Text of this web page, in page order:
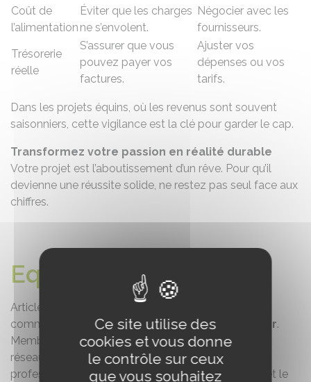
Coût de
l’alimentation
Éviter que les charges
ne s’envolent.
Négocier avec les
fournisseurs.
Trésorerie
réelle
S’assurer que vous
pouvez payer vos
factures.
Ajuster vos
dépenses ou vos
tarifs.
Dans les projets équins, où les revenus sont souvent
saisonniers, cette vigilance est la clé pour garder le cap.
Transformez votre passion en réalité durable
Votre projet est l’aboutissement d’un rêve. Pour qu’il
devienne une réussite solide, ne restez pas seul face aux
chiffres.
Equicer
Article rédigé par
communication & du développement chez
Equicer.
Membre du réseau Cerfrance et partenaire du
réseau
Équi-Projets, Equicer accompagne les
professionnels de la filière équine dans la création et le
Ce site utilise des
cookies et vous donne
le contrôle sur ceux
que vous souhaitez